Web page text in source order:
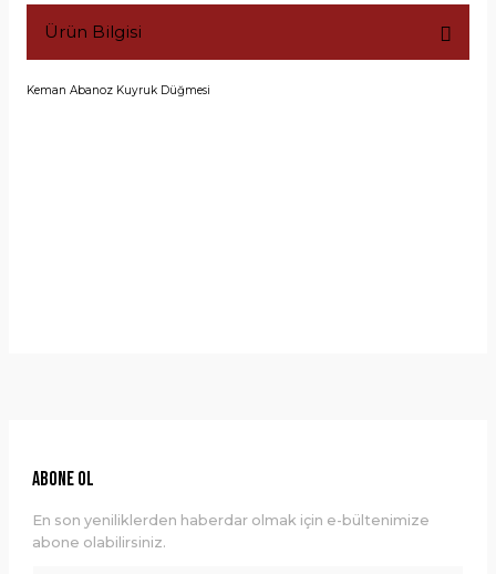
Ürün Bilgisi
Keman Abanoz Kuyruk Düğmesi
Ürün resmi kalitesiz, bozuk veya görüntülenemiyor.
Ürün bilgilerinde hatalar bulunuyor.
ABONE OL
En son yeniliklerden haberdar olmak için e-bültenimize
abone olabilirsiniz.